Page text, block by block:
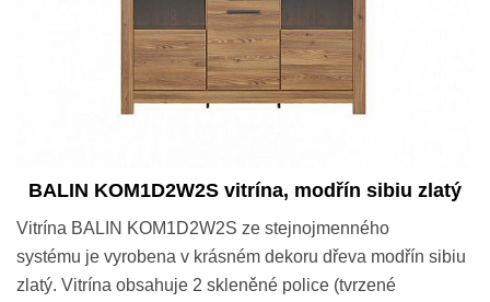
BALIN KOM1D2W2S vitrína, modřín sibiu zlatý
Vitrína BALIN KOM1D2W2S ze stejnojmenného
systému je vyrobena v krásném dekoru dřeva modřín sibiu
zlatý. Vitrína obsahuje 2 skleněné police (tvrzené